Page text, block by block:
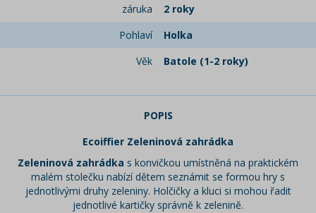
záruka
2 roky
Pohlaví
Holka
Věk
Batole (1-2 roky)
POPIS
Ecoiffier Zeleninová zahrádka
Zeleninová zahrádka s konvičkou umístněná na praktickém
malém stolečku nabízí dětem seznámit se formou hry s
jednotlivými druhy zeleniny. Holčičky a kluci si mohou řadit
jednotlivé kartičky správně k zelenině.